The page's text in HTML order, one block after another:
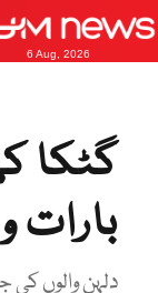
6 Aug, 2026
گٹکا
بارات
دلہن والوں کی